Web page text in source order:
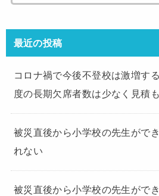
最近の投稿
コロナ禍で今後不登校は激増
度の長期欠席者数は少なく見積
被災直後から小学校の先生がで
れない
被災直後から小学校の先生がで